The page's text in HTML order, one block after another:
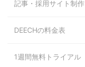
記事・採用サイト制作
DEECHの料金表
1週間無料トライアル